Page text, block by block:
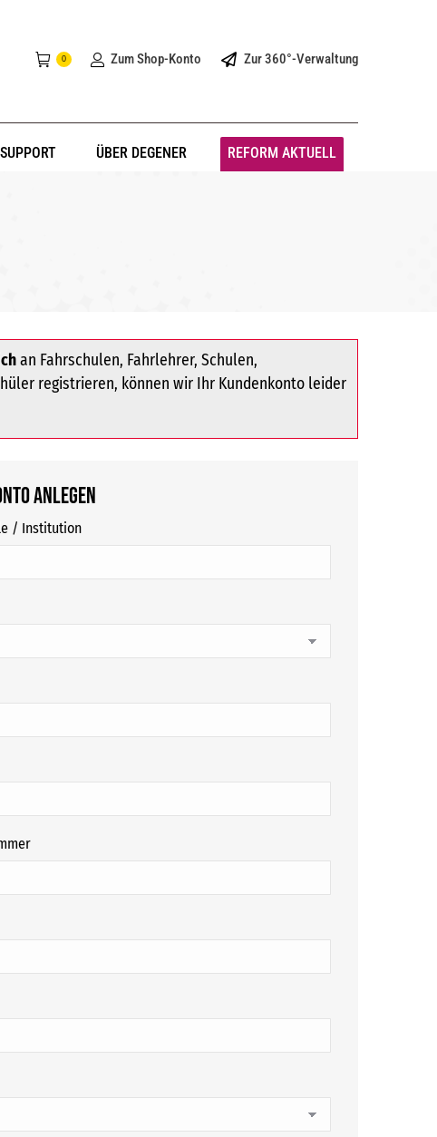
0 Zum Shop-Konto Zur 360°-Verwaltung
ÜBER DEGENER REFORM AKTUELL
an Fahrschulen, Fahrlehrer, Schulen,
registrieren, können wir Ihr Kundenkonto leider
anlegen
/ Institution